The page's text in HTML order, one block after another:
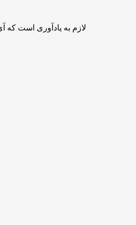
لازم به یادآوری است